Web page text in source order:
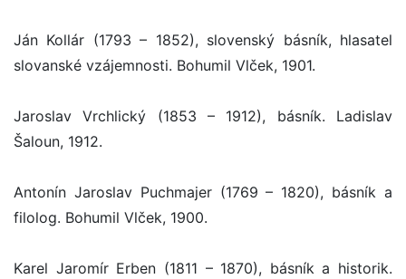
Ján Kollár (1793 – 1852), slovenský básník, hlasatel
slovanské vzájemnosti. Bohumil Vlček, 1901.
Jaroslav Vrchlický (1853 – 1912), básník. Ladislav
Šaloun, 1912.
Antonín Jaroslav Puchmajer (1769 – 1820), básník a
filolog. Bohumil Vlček, 1900.
Karel Jaromír Erben (1811 – 1870), básník a historik.